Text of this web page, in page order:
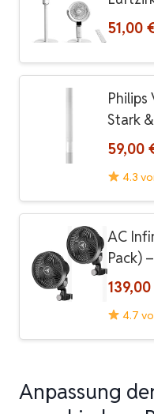
51,00
Stark
59,00
4.3
AC
Pack)
4.7
Anpassung